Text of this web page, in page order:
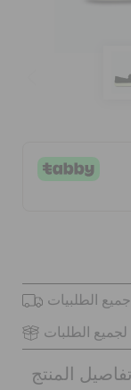
لجميع الطلبات
تفاصيل المنتج